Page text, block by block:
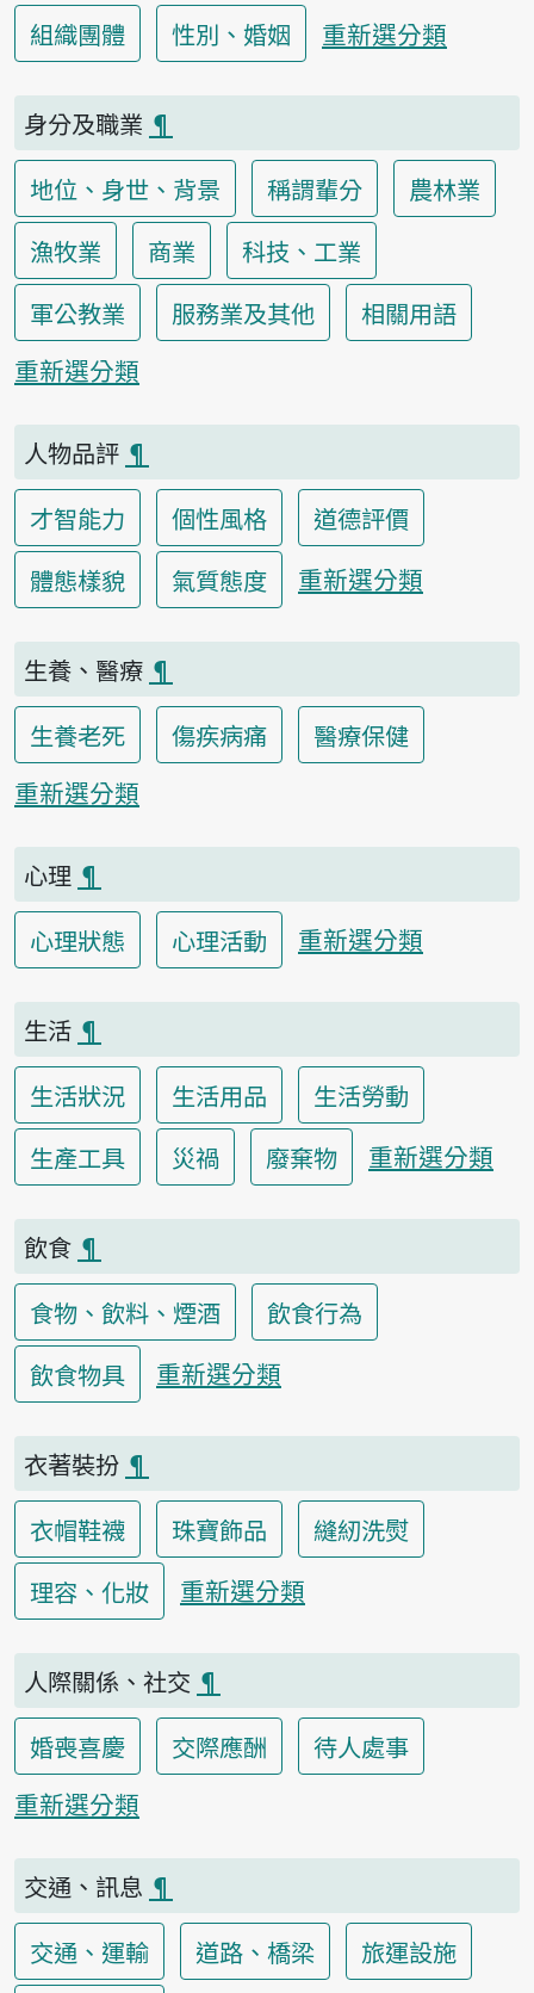
組織團體 性別、婚姻 重新選分類
身分及職業 ¶
地位、身世、背景
稱謂輩分
農林業
漁牧業
商業
科技、工業
軍公教業
服務業及其他
相關用語
重新選分類
人物品評 ¶
才智能力
個性風格
道德評價
體態樣貌
氣質態度 重新選分類
生養、醫療 ¶
生養老死
傷疾病痛
醫療保健
重新選分類
心理 ¶
心理狀態
心理活動 重新選分類
生活 ¶
生活狀況
生活用品
生活勞動
生產工具
災禍 廢棄物 重新選分類
飲食 ¶
食物、飲料、煙酒
飲食行為
飲食物具
重新選分類
衣著裝扮 ¶
衣帽鞋襪
珠寶飾品
縫紉洗熨
理容、化妝
重新選分類
人際關係、社交 ¶
婚喪喜慶
交際應酬
待人處事
重新選分類
交通、訊息 ¶
交通、運輸
道路、橋梁
旅運設施